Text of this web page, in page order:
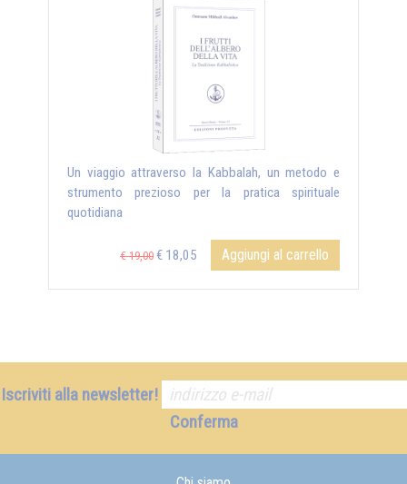
Un viaggio attraverso la Kabbalah, un metodo e
strumento prezioso per la pratica spirituale
quotidiana
€ 19,00 € 18,05 Aggiungi al carrello
Iscriviti alla newsletter!
Conferma